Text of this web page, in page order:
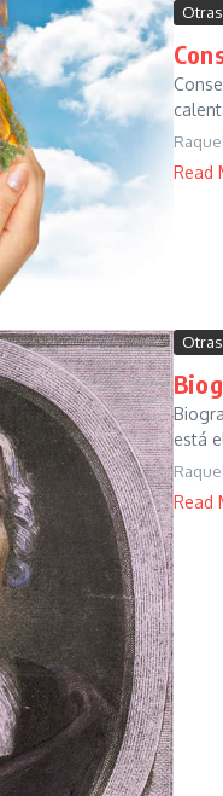
Raquel
Read
está
Read